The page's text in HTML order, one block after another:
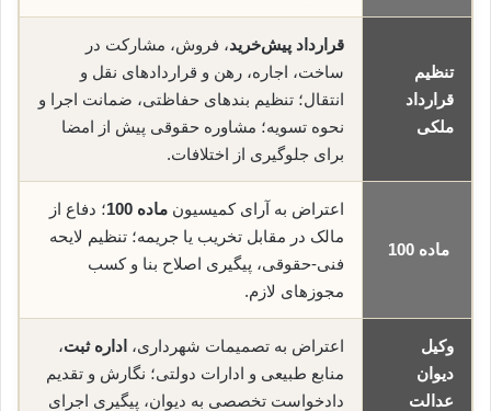
تنظیم
قرارداد
ملکی
قرارداد پیش‌خرید، فروش، مشارکت در
ساخت، اجاره، رهن و قراردادهای نقل و
انتقال؛ تنظیم بندهای حفاظتی، ضمانت اجرا و
نحوه تسویه؛ مشاوره حقوقی پیش از امضا
برای جلوگیری از اختلافات.
ماده 100
اعتراض به آرای کمیسیون ماده 100
؛ دفاع از
مالک در مقابل تخریب یا جریمه؛ تنظیم لایحه
فنی-حقوقی، پیگیری اصلاح بنا و کسب
مجوزهای لازم.
وکیل
دیوان
عدالت
اعتراض به تصمیمات شهرداری، اداره ثبت،
منابع طبیعی و ادارات دولتی؛ نگارش و تقدیم
دادخواست تخصصی به دیوان، پیگیری اجرای